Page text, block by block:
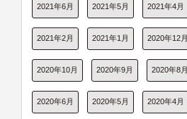
2021年6月 2021年5月 2021年4月
2021年2月 2021年1月 2020年12月
2020年10月 2020年9月 2020年8月
2020年6月 2020年5月 2020年4月